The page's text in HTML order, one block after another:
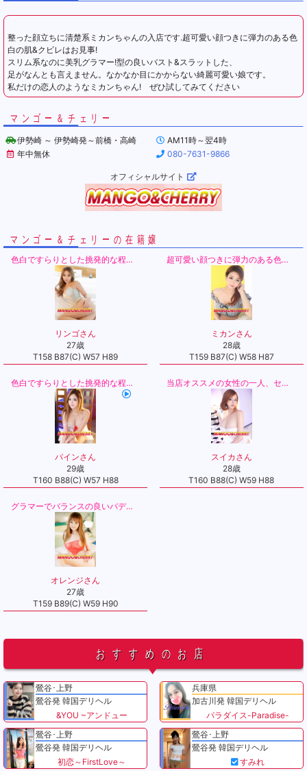
整った顔立ちに清楚系ミカンちゃんの入店です.超可愛い顔つきに弾力のある色
白の肌&クビレはお見事!
スリム系なのに美乳グラマー!型の良いバスト&スラットした、
足がなんとも言えません。なかなか目にかからない綺麗可愛い娘です。
私だけの恋人のようなミカンちゃん! ぜひ試してみてください
マンゴー＆チェリー
伊勢崎 ～ 伊勢崎発～前橋・高崎
AM11時～翌4時
年中無休
080-7631-9866
オフィシャルサイト
マンゴー＆チェリーの在籍嬢
色白ですらりとした挑発的な程の綺麗な美脚・
リンゴさん
27歳
T158 B87(C) W57 H89
超可愛い顔つきに弾力のある色白の肌＆クビレはお見事!
ミカンさん
28歳
T159 B87(C) W58 H87
色白ですらりとした挑発的な程の綺麗な美脚・
パインさん
29歳
T160 B88(C) W57 H88
当店オススメの女性の一人、セクシーでゴージャス！
スイカさん
28歳
T160 B88(C) W59 H88
グラマーでバランスの良いバディーにメロメロですよ
オレンジさん
27歳
T159 B89(C) W59 H90
おすすめのお店
鶯谷･上野
鶯谷発 韓国デリヘル
&YOU ~アンドュー
兵庫県
加古川発 韓国デリヘル
パラダイス-Paradise-
鶯谷･上野
鶯谷発 韓国デリヘル
初恋～FirstLove～
鶯谷･上野
鶯谷発 韓国デリヘル
すみれ